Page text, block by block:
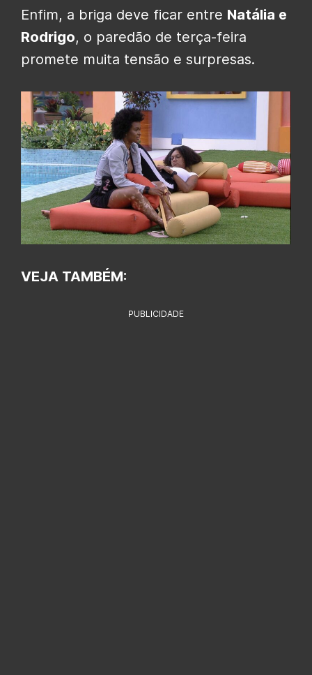
Enfim, a briga deve ficar entre Natália e
Rodrigo, o paredão de terça-feira
promete muita tensão e surpresas.
VEJA TAMBÉM:
PUBLICIDADE